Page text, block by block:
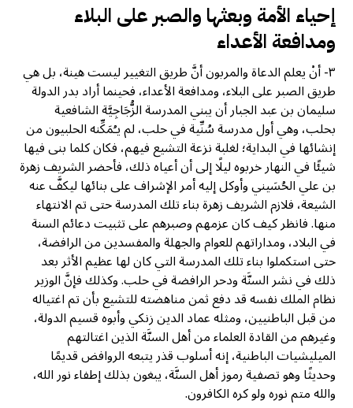
إحياء الأمة وبعثها والصبر على البلاء
ومدافعة الأعداء
٣- أنْ يعلم الدعاة والمربون أنَّ طريق التغيير ليست هينة، بل هي
طريق الصبر على البلاء، ومدافعة الأعداء، فحينما أراد بدر الدولة
سليمان بن عبد الجبار أن يبني المدرسة الزُّجَاجِيَّة الشافعية
بحلب، وهي أول مدرسة سُنِّية في حلب، لم يـُمَكِّنه الحلبيون من
إنشائها في البداية؛ لغلبة نزعة التشيع فيهم، فكان كلما بنى فيها
شيئًا في النهار خربوه ليلًا إلى أن أعياه ذلك، فأحضر الشريف زهرة
بن علي الحُسَيني وأوكل إليه أمر الإشراف على بنائها ليكفَّ عنه
الشيعة، فلازم الشريف زهرة بناء تلك المدرسة حتى تم الانتهاء
منها. فانظر كيف كان عزمهم وصبرهم على تثبيت دعائم السنة
في البلاد، ومداراتهم للعوام والجهلة والمفسدين من الرافضة،
حتى استكملوا بناء تلك المدرسة التي كان لها عظيم الأثر بعد
ذلك في نشر السنَّة ودحر الرافضة في حلب. وكذلك فإنَّ الوزير
نظام الملك نفسه قد دفع ثمن مناهضته للتشيع بأن تم اغتياله
من قبل الباطنيين، ومثله عماد الدين زنكي وأبوه قسيم الدولة،
وغيرهم من القادة العلماء من أهل السنَّة الذين اغتالتهم
الميليشيات الباطنية، إنه أسلوب قذر يتبعه الروافض قديمًا
وحديثًا وهو تصفية رموز أهل السنَّة، يبغون بذلك إطفاء نور الله،
والله متم نوره ولو كره الكافرون.